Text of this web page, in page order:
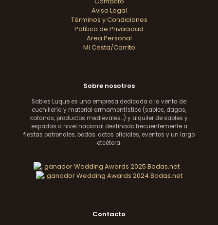
Aviso Legal
Términos y Condiciones
Política de Privacidad
Area Personal
Mi Cesta/Carrito
Sobre nosotros
Sables Luque es una empresa dedicada a la venta de
cuchillería y material armamentístico (sables, dagas,
katanas, productos medievales...) y alquiler de sables y
espadas a nivel nacional destinado frecuentemente a
fiestas patronales, bodas. actos oficiales, eventos y un largo
etcétera.
Contacto